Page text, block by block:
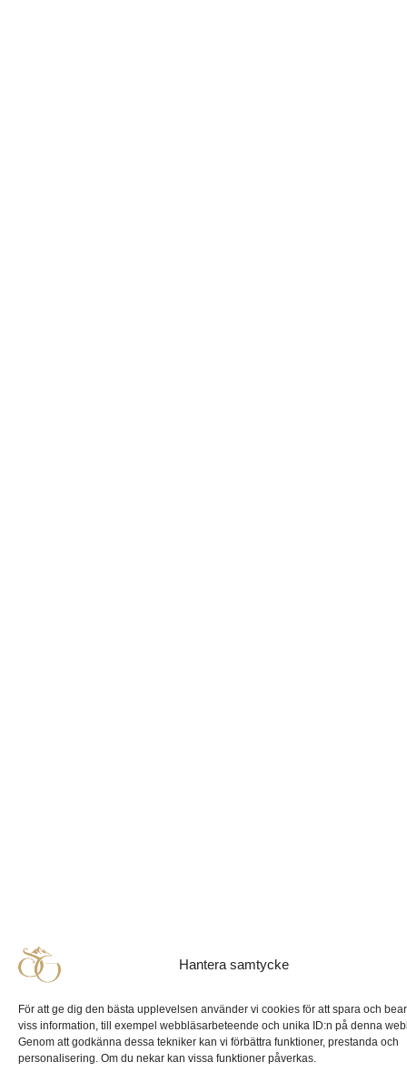
Hantera samtycke
För att ge dig den bästa upplevelsen använder vi cookies för att spara och
viss information, till exempel webbläsarbeteende och unika ID:n på denna
Genom att godkänna dessa tekniker kan vi förbättra funktioner, prestanda och
personalisering. Om du nekar kan vissa funktioner påverkas.